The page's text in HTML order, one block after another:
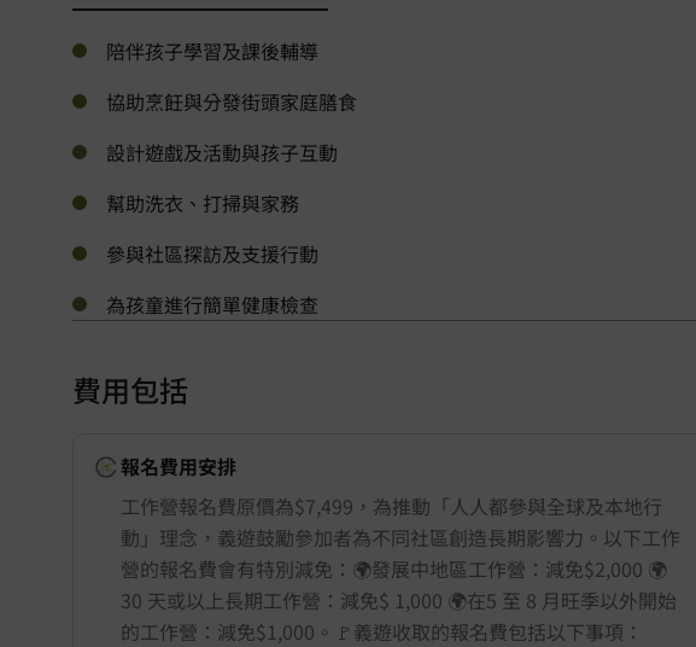
陪伴孩子學習及課後輔導
協助烹飪與分發街頭家庭膳食
設計遊戲及活動與孩子互動
幫助洗衣、打掃與家務
參與社區探訪及支援行動
為孩童進行簡單健康檢查
費用包括
報名費用安排
工作營報名費原價為$7,499，為推動「人人都參與全球及本地行
動」理念，義遊鼓勵參加者為不同社區創造長期影響力。以下工作
營的報名費會有特別減免：🌍發展中地區工作營：減免$2,000 🌍
30 天或以上長期工作營：減免$ 1,000 🌍在5 至 8 月旺季以外開始
的工作營：減免$1,000。🚩義遊收取的報名費包括以下事項：
舉行城市/地點 (只供參考)